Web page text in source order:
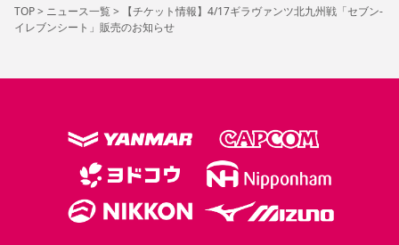
TOP> ニュース一覧>
【チケット情報】4/17ギラヴァンツ北九州戦「セブン-
イレブンシート」販売のお知らせ